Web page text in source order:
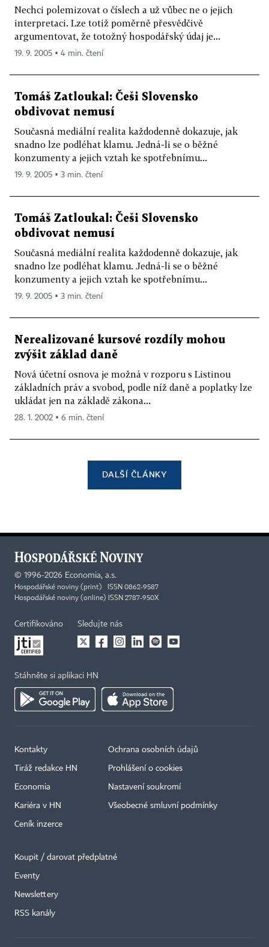
Nechci polemizovat o číslech a už vůbec ne o jejich
interpretaci. Lze totiž poměrně přesvědčivě
argumentovat, že totožný hospodářský údaj je...
19. 9. 2005 ▪ 4 min. čtení
Tomáš Zatloukal: Češi Slovensko
obdivovat nemusí
Současná mediální realita každodenně dokazuje, jak
snadno lze podléhat klamu. Jedná-li se o běžné
konzumenty a jejich vztah ke spotřebnímu...
19. 9. 2005 ▪ 3 min. čtení
Tomáš Zatloukal: Češi Slovensko
obdivovat nemusí
Současná mediální realita každodenně dokazuje, jak
snadno lze podléhat klamu. Jedná-li se o běžné
konzumenty a jejich vztah ke spotřebnímu...
19. 9. 2005 ▪ 3 min. čtení
Nerealizované kursové rozdíly mohou
zvýšit základ daně
Nová účetní osnova je možná v rozporu s Listinou
základních práv a svobod, podle níž daně a poplatky lze
ukládat jen na základě zákona...
28. 1. 2002 ▪ 6 min. čtení
DALŠÍ ČLÁNKY
© 1996-2026 Economia, a.s.
Hospodářské noviny (print) ISSN 0862-9587
Hospodářské noviny (online) ISSN 2787-950X
Certifikováno Sledujte nás
Stáhněte si aplikaci HN
Kontakty
Tiráž redakce HN
Economia
Kariéra v HN
Ceník inzerce
Ochrana osobních údajů
Prohlášení o cookies
Nastavení soukromí
Všeobecné smluvní podmínky
Koupit / darovat předplatné
Eventy
Newslettery
RSS kanály